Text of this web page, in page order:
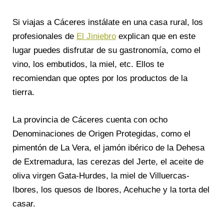
Si viajas a Cáceres instálate en una casa rural, los
profesionales de El Jiniebro explican que en este
lugar puedes disfrutar de su gastronomía, como el
vino, los embutidos, la miel, etc. Ellos te
recomiendan que optes por los productos de la
tierra.
La provincia de Cáceres cuenta con ocho
Denominaciones de Origen Protegidas, como el
pimentón de La Vera, el jamón ibérico de la Dehesa
de Extremadura, las cerezas del Jerte, el aceite de
oliva virgen Gata-Hurdes, la miel de Villuercas-
Ibores, los quesos de Ibores, Acehuche y la torta del
casar.